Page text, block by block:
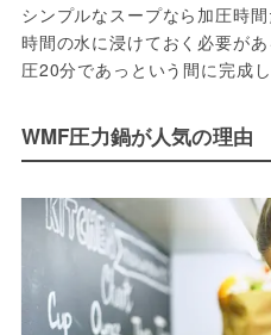
シンプルなスープなら加圧時
時間の水に浸けておく必要が
圧20分であっという間に完成し
WMF圧力鍋が人気の理由